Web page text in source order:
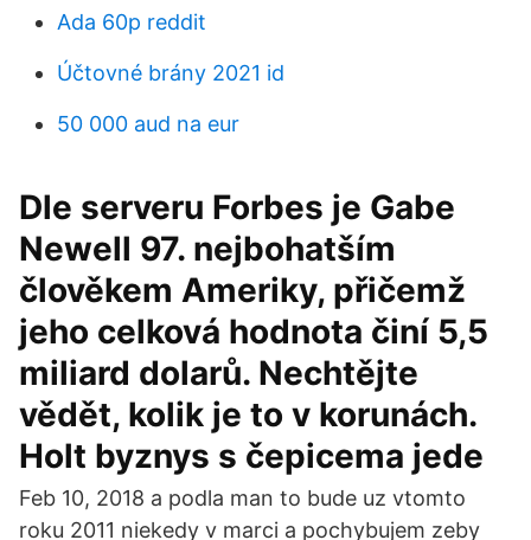
Ada 60p reddit
Účtovné brány 2021 id
50 000 aud na eur
Dle serveru Forbes je Gabe
Newell 97. nejbohatším
člověkem Ameriky, přičemž
jeho celková hodnota činí 5,5
miliard dolarů. Nechtějte
vědět, kolik je to v korunách.
Holt byznys s čepicema jede
Feb 10, 2018 a podla man to bude uz vtomto
roku 2011 niekedy v marci a pochybujem zeby